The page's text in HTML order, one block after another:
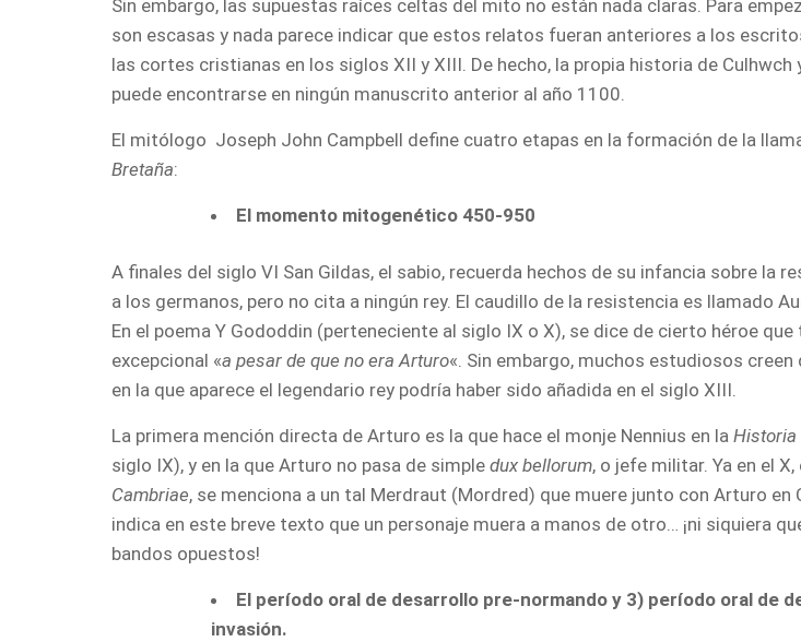
Sin embargo, las supuestas raíces celtas del mito no están nada claras. Para
son escasas y nada parece indicar que estos relatos fueran anteriores a los
las cortes cristianas en los siglos XII y XIII. De hecho, la propia historia de Culhwch
puede encontrarse en ningún manuscrito anterior al año 1100.
El mitólogo Joseph John Campbell define cuatro etapas en la formación de la
Bretaña:
El momento mitogenético 450-950
A finales del siglo VI San Gildas, el sabio, recuerda hechos de su infancia sobre la
a los germanos, pero no cita a ningún rey. El caudillo de la resistencia es llamado
En el poema Y Gododdin (perteneciente al siglo IX o X), se dice de cierto héroe que
excepcional «a pesar de que no era Arturo«. Sin embargo, muchos estudiosos
en la que aparece el legendario rey podría haber sido añadida en el siglo XIII.
La primera mención directa de Arturo es la que hace el monje Nennius en la Historia
siglo IX), y en la que Arturo no pasa de simple dux bellorum, o jefe militar. Ya en el
Cambriae, se menciona a un tal Merdraut (Mordred) que muere junto con Arturo en
indica en este breve texto que un personaje muera a manos de otro… ¡ni siquiera
bandos opuestos!
El período oral de desarrollo pre-normando y 3) período oral de
invasión.